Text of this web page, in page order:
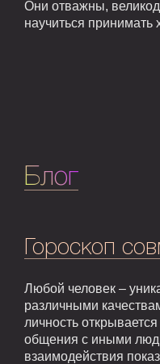
Они отважны,
научиться
Блог
Гороскоп
Любой человек –
различными
личность
общения с иными
взаимодействия